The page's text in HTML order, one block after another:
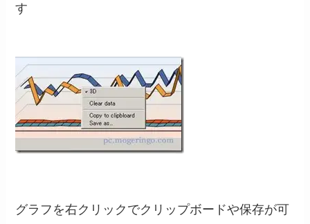
す
グラフを右クリックでクリップボードや保存が可